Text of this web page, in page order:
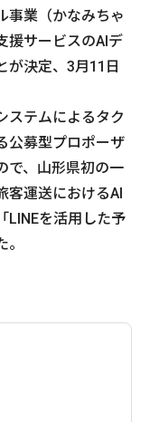
事業（かなみちゃ
援サービスのAIデ
が決定、3月11日
ステムによるタク
公募型プロポーザ
で、山形県初の一
客運送におけるAI
LINEを活用した予